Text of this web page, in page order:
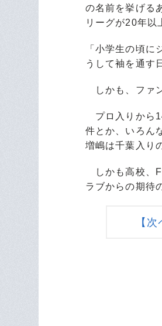
の名前を挙げる
リーグが20年以
「小学生の頃
うして袖を通す
しかも、ファ
プロ入りから
件とか、いろん
増嶋は千葉入り
しかも高校、
ラブからの期待
【